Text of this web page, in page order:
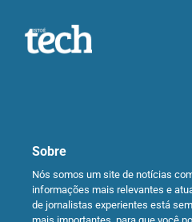
Sobre
Nós somos um site de notícias
informações mais relevantes e
de jornalistas experientes está